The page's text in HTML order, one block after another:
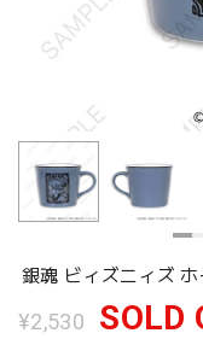
銀魂 ビィズニィズ
¥2,530 SOLD